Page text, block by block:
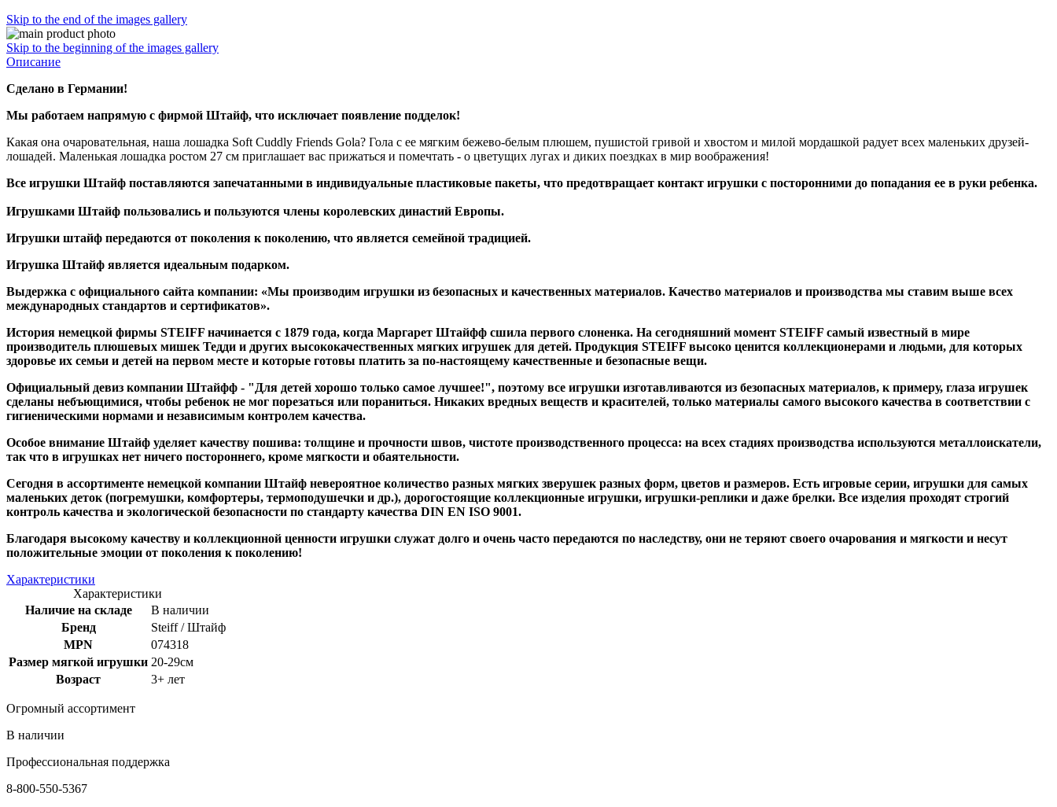
Skip to the end of the images gallery
Skip to the beginning of the images gallery
Описание
Сделано в Германии!
Мы работаем напрямую с фирмой Штайф, что исключает появление подделок!
Какая она очаровательная, наша лошадка Soft Cuddly Friends Gola? Гола с ее мягким бежево-белым плюшем, пушистой гривой и хвостом и милой мордашкой радует всех маленьких друзей-
лошадей. Маленькая лошадка ростом 27 см приглашает вас прижаться и помечтать - о цветущих лугах и диких поездках в мир воображения!
Все игрушки Штайф поставляются запечатанными в индивидуальные пластиковые пакеты, что предотвращает контакт игрушки с посторонними до попадания ее в руки ребенка.
Игрушками Штайф пользовались и пользуются члены королевских династий Европы.
Игрушки штайф передаются от поколения к поколению, что является семейной традицией.
Игрушка Штайф является идеальным подарком.
Выдержка с официального сайта компании: «Мы производим игрушки из безопасных и качественных материалов. Качество материалов и производства мы ставим выше всех
международных стандартов и сертификатов».
История немецкой фирмы STEIFF начинается с 1879 года, когда Маргарет Штайфф сшила первого слоненка. На сегодняшний момент STEIFF самый известный в мире
производитель плюшевых мишек Тедди и других высококачественных мягких игрушек для детей. Продукция STEIFF высоко ценится коллекционерами и людьми, для которых
здоровье их семьи и детей на первом месте и которые готовы платить за по-настоящему качественные и безопасные вещи.
Официальный девиз компании Штайфф - "Для детей хорошо только самое лучшее!", поэтому все игрушки изготавливаются из безопасных материалов, к примеру, глаза игрушек
сделаны небъющимися, чтобы ребенок не мог порезаться или пораниться. Никаких вредных веществ и красителей, только материалы самого высокого качества в соответствии с
гигиеническими нормами и независимым контролем качества.
Особое внимание Штайф уделяет качеству пошива: толщине и прочности швов, чистоте производственного процесса: на всех стадиях производства используются металлоискатели,
так что в игрушках нет ничего постороннего, кроме мягкости и обаятельности.
Сегодня в ассортименте немецкой компании Штайф невероятное количество разных мягких зверушек разных форм, цветов и размеров. Есть игровые серии, игрушки для самых
маленьких деток (погремушки, комфортеры, термоподушечки и др.), дорогостоящие коллекционные игрушки, игрушки-реплики и даже брелки. Все изделия проходят строгий
контроль качества и экологической безопасности по стандарту качества DIN EN ISO 9001.
Благодаря высокому качеству и коллекционной ценности игрушки служат долго и очень часто передаются по наследству, они не теряют своего очарования и мягкости и несут
положительные эмоции от поколения к поколению!
Характеристики
Характеристики
Наличие на складе
В наличии
Бренд
Steiff / Штайф
MPN
074318
Размер мягкой игрушки 20-29см
Возраст
3+ лет
Огромный ассортимент
В наличии
Профессиональная поддержка
8-800-550-5367